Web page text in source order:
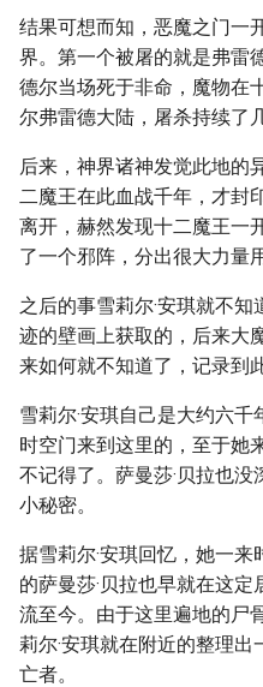
结果可想而知，恶魔之门一
界。第一个被屠的就是弗雷
德尔当场死于非命，魔物在
尔弗雷德大陆，屠杀持续了
后来，神界诸神发觉此地的
二魔王在此血战千年，才封
离开，赫然发现十二魔王一
了一个邪阵，分出很大力量
之后的事雪莉尔·安琪就不
迹的壁画上获取的，后来大
来如何就不知道了，记录到
雪莉尔·安琪自己是大约六
时空门来到这里的，至于她
不记得了。萨曼莎·贝拉也
小秘密。
据雪莉尔·安琪回忆，她一来
的萨曼莎·贝拉也早就在这
流至今。由于这里遍地的尸
莉尔·安琪就在附近的整理
亡者。